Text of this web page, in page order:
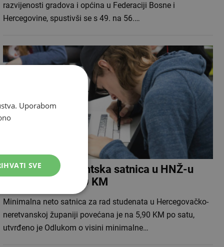
razvijenosti gradova i općina u Federaciji Bosne i
Hercegovine, spustivši se s 49. na 56.…
Minimalna studentska satnica u HNŽ-u
povećana na 5,90 KM
Minimalna neto satnica za rad studenata u Hercegovačko-
neretvanskoj županiji povećana je na 5,90 KM po satu,
utvrđeno je Odlukom o visini minimalne…
Uporabom
SVE